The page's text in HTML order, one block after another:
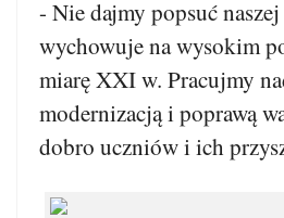
- Nie dajmy popsuć
wychowuje na wysokim
miarę XXI w. Pracujmy
modernizacją i poprawą
dobro uczniów i ich